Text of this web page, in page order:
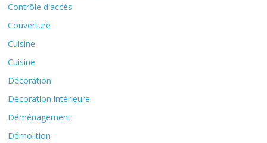
Contrôle d'accès
Couverture
Cuisine
Cuisine
Décoration
Décoration intérieure
Déménagement
Démolition